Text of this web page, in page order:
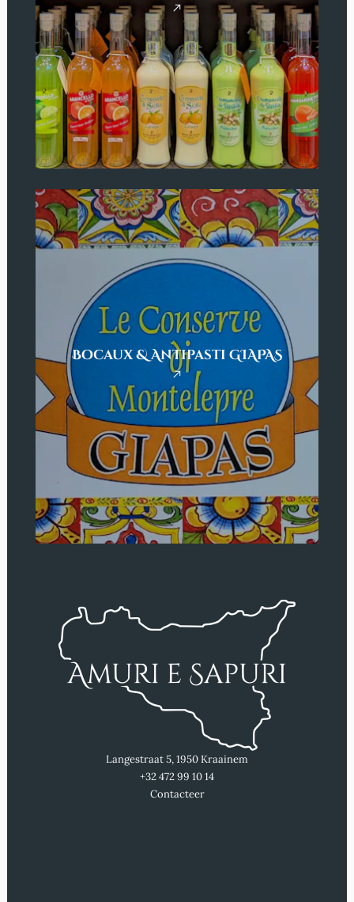
Bocaux & Antipasti GIAPAS
Langestraat 5, 1950 Kraainem
+32 472 99 10 14
Contacteer